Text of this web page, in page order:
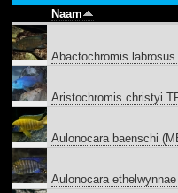
Naam
Abactochromis
Aristochromis christyi
Aulonocara baenschi
Aulonocara